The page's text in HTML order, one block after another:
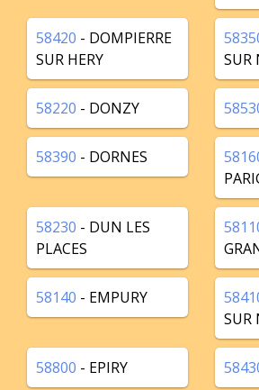
58420 - DOMPIERRE
SUR HERY
SUR
58220 - DONZY
58390 - DORNES
58230 - DUN LES
PLACES
58140 - EMPURY
SUR
58800 - EPIRY